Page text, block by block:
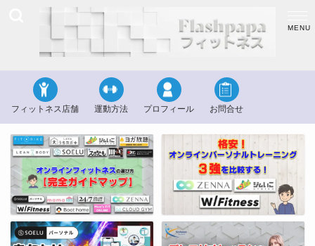
フィットネス店舗 運動方法 プロフィール お問合せ